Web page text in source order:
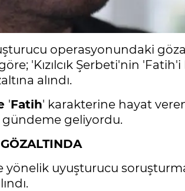
operasyonundaki
'Kızılcık Şerbeti'nin
alındı.
'Fatih' karakterine hayat
gündeme geliyordu.
yönelik uyuşturucu